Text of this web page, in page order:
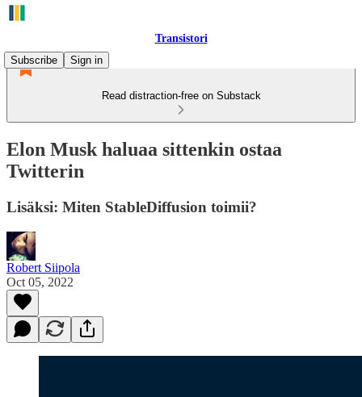
Transistori
Subscribe
Sign in
Read distraction-free on Substack
Elon Musk haluaa sittenkin ostaa
Twitterin
Lisäksi: Miten StableDiffusion toimii?
Robert Siipola
Oct 05, 2022